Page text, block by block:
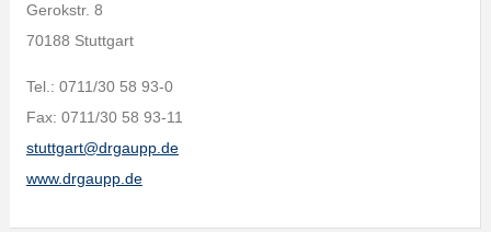
Gerokstr. 8
70188 Stuttgart
Tel.: 0711/30 58 93-0
Fax: 0711/30 58 93-11
stuttgart@drgaupp.de
www.drgaupp.de